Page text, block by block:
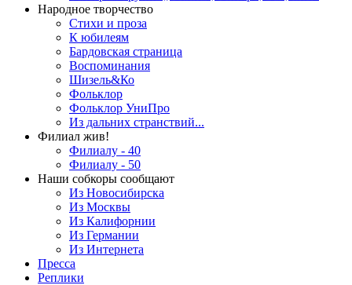
Народное творчество
Стихи и проза
К юбилеям
Бардовская страница
Воспоминания
Шизель&Ко
Фольклор
Фольклор УниПро
Из дальних странствий...
Филиал жив!
Филиалу - 40
Филиалу - 50
Наши собкоры сообщают
Из Новосибирска
Из Москвы
Из Калифорнии
Из Германии
Из Интернета
Пресса
Реплики